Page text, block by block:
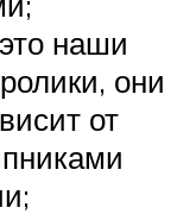
наши
они
от